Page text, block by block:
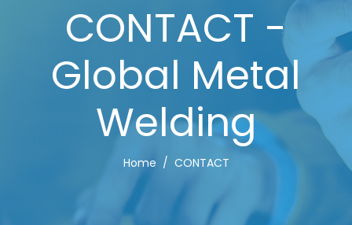
CONTACT -
Global Metal
Welding
Home CONTACT